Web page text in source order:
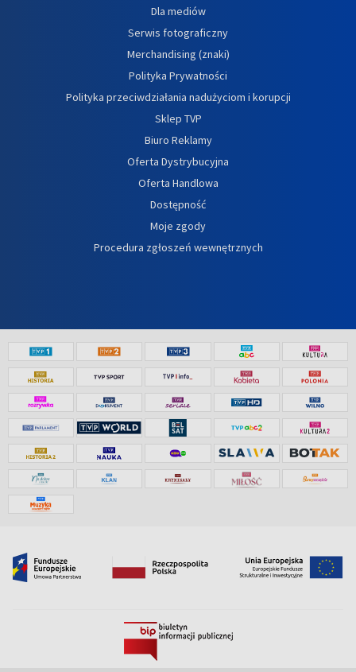
Dla mediów
Serwis fotograficzny
Merchandising (znaki)
Polityka Prywatności
Polityka przeciwdziałania nadużyciom i korupcji
Sklep TVP
Biuro Reklamy
Oferta Dystrybucyjna
Oferta Handlowa
Dostępność
Moje zgody
Procedura zgłoszeń wewnętrznych